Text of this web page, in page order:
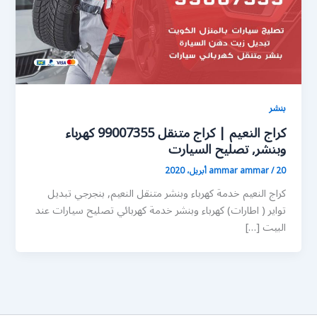
بنشر
كراج النعيم | كراج متنقل 99007355 كهرباء
وبنشر, تصليح السيارت
ammar ammar/20 أبريل، 2020
كراج النعيم خدمة كهرباء وبنشر متنقل النعيم, بنجرجي تبديل
تواير ( اطارات) كهرباء وبنشر خدمة كهربائي تصليح سيارات عند
البيت […]